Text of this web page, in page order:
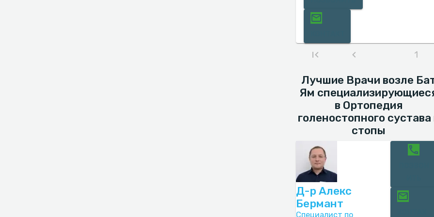
1
Лучшие Врачи возле
Ям
в Ортопедия
голеностопного сустава
стопы
Д-р Алекс
Бермант
Специалист по